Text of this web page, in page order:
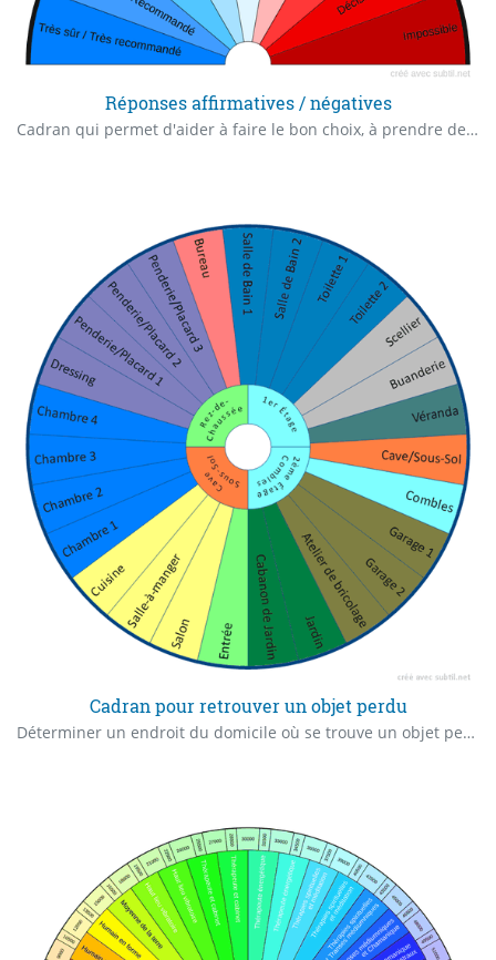
Réponses affirmatives / négatives
Cadran qui permet d'aider à faire le bon choix, à prendre des décisions.
Cadran pour retrouver un objet perdu
Déterminer un endroit du domicile où se trouve un objet perdu